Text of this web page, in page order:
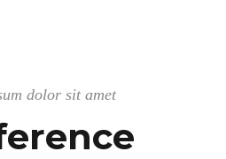
dolor sit amet